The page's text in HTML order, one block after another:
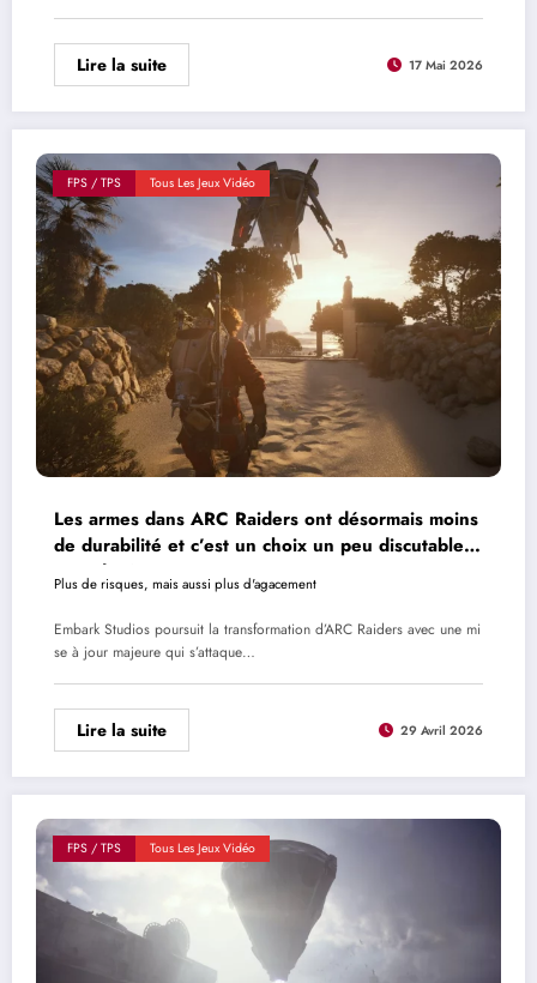
Lire la suite 17 Mai 2026
FPS / TPS Tous Les Jeux Vidéo
Les armes dans ARC Raiders ont désormais moins
de durabilité et c’est un choix un peu discutable,
quand même
Plus de risques, mais aussi plus d'agacement
Embark Studios poursuit la transformation d’ARC Raiders avec une mi
se à jour majeure qui s’attaque…
Lire la suite 29 Avril 2026
FPS / TPS Tous Les Jeux Vidéo